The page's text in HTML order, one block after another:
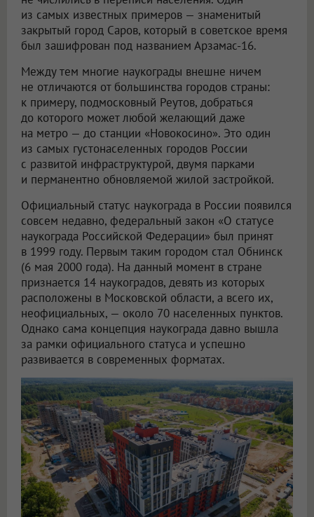
из самых известных примеров — знаменитый
закрытый город Саров, который в советское время
был зашифрован под названием Арзамас-16.
Между тем многие наукограды внешне ничем
не отличаются от большинства городов страны:
к примеру, подмосковный Реутов, добраться
до которого может любой желающий даже
на метро — до станции «Новокосино». Это один
из самых густонаселенных городов России
с развитой инфраструктурой, двумя парками
и перманентно обновляемой жилой застройкой.
Официальный статус наукограда в России появился
совсем недавно, федеральный закон «О статусе
наукограда Российской Федерации» был принят
в 1999 году. Первым таким городом стал Обнинск
(6 мая 2000 года). На данный момент в стране
признается 14 наукоградов, девять из которых
расположены в Московской области, а всего их,
неофициальных, — около 70 населенных пунктов.
Однако сама концепция наукограда давно вышла
за рамки официального статуса и успешно
развивается в современных форматах.